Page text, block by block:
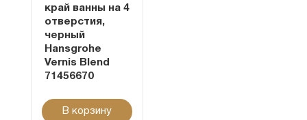
край ванны на 4
отверстия,
черный
Hansgrohe
Vernis Blend
71456670
В корзину